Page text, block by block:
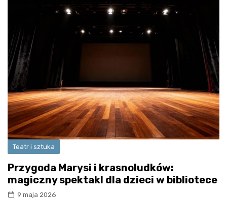
Teatr i sztuka
Przygoda Marysi i krasnoludków:
magiczny spektakl dla dzieci w bibliotece
9 maja 2026